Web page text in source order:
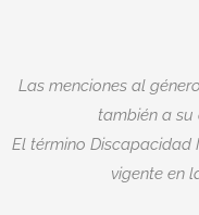
Las menciones al
también a su
El término Discapacidad
vigente en